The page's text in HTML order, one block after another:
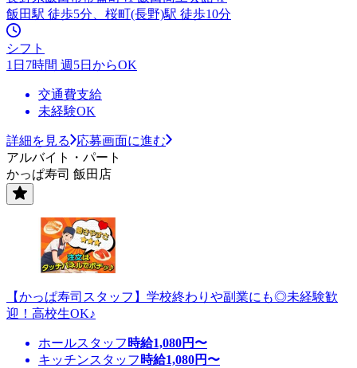
飯田駅 徒歩5分、桜町(長野)駅 徒歩10分
シフト
1日7時間 週5日からOK
交通費支給
未経験OK
詳細を見る
応募画面に進む
アルバイト・パート
かっぱ寿司 飯田店
【かっぱ寿司スタッフ】学校終わりや副業にも◎未経験歓
迎！高校生OK♪
ホールスタッフ 時給1,080円〜
キッチンスタッフ 時給1,080円〜